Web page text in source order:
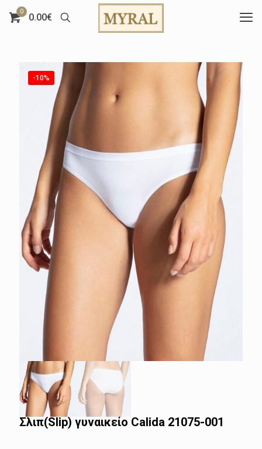
0
0.00€
-10%
Σλιπ(Slip) γυναικείο Calida 21075-001